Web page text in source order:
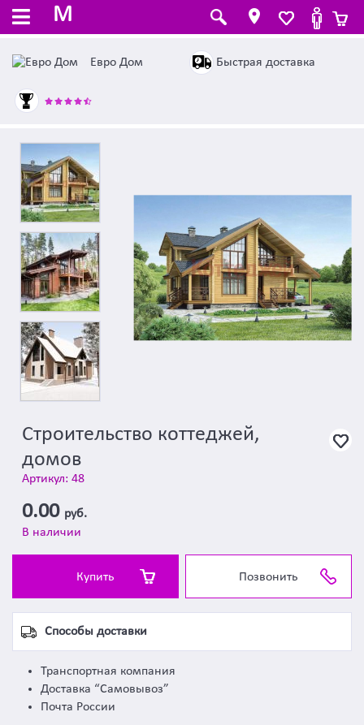
M
Евро Дом Быстрая доставка
Строительство коттеджей,
домов
Артикул: 48
0.00 руб.
В наличии
Купить Позвонить
Способы доставки
Транспортная компания
Доставка “Самовывоз”
Почта России